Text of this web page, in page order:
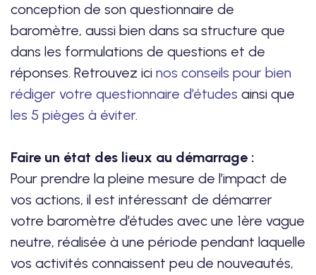
conception de son questionnaire de
baromètre, aussi bien dans sa structure que
dans les formulations de questions et de
réponses. Retrouvez ici nos conseils pour bien
rédiger votre questionnaire d’études ainsi que
les 5 pièges à éviter.
Faire un état des lieux au démarrage :
Pour prendre la pleine mesure de l’impact de
vos actions, il est intéressant de démarrer
votre baromètre d’études avec une 1ère vague
neutre, réalisée à une période pendant laquelle
vos activités connaissent peu de nouveautés,